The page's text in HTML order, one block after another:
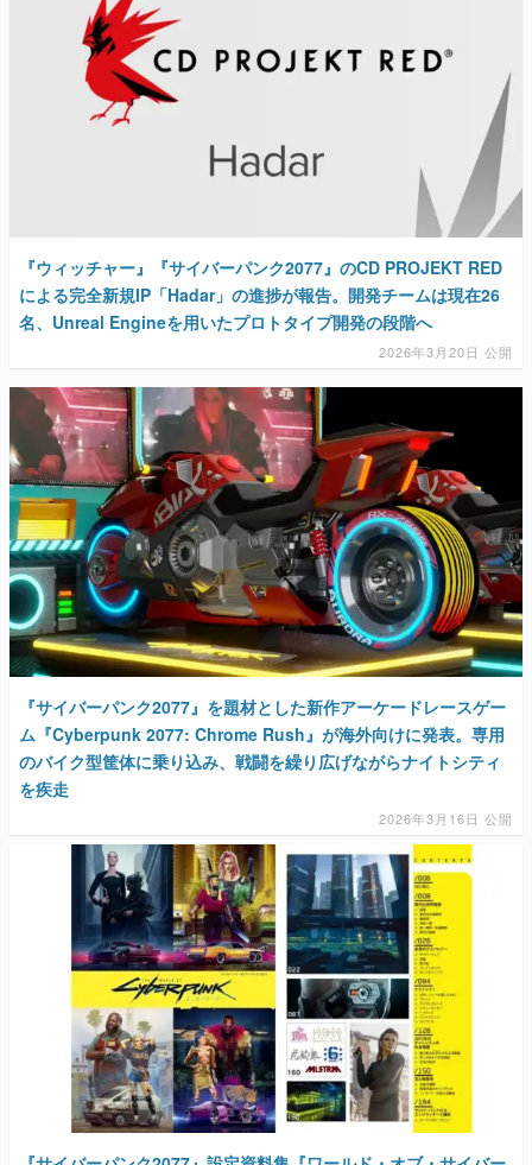
『ウィッチャー』『サイバーパンク2077』のCD PROJEKT RED
による完全新規IP「Hadar」の進捗が報告。開発チームは現在26
名、Unreal Engineを用いたプロトタイプ開発の段階へ
2026年3月20日 公開
『サイバーパンク2077』を題材とした新作アーケードレースゲー
ム『Cyberpunk 2077: Chrome Rush』が海外向けに発表。専用
のバイク型筐体に乗り込み、戦闘を繰り広げながらナイトシティ
を疾走
2026年3月16日 公開